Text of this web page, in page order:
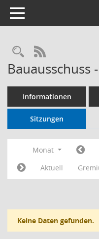
Toggle navigation
RSS-Feed
Bauausschuss
Informationen
Sitzungen
Monat
Aktuell
Keine Daten gefunden.